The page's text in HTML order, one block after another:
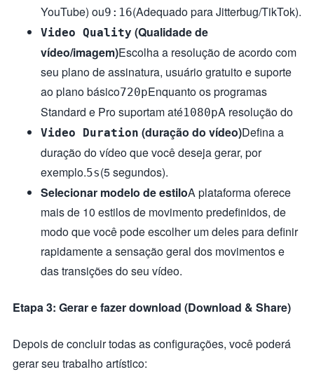
YouTube) ou9:16(Adequado para Jitterbug/TikTok).
Video Quality (Qualidade de
vídeo/imagem)Escolha a resolução de acordo com
seu plano de assinatura, usuário gratuito e suporte
ao plano básico720pEnquanto os programas
Standard e Pro suportam até1080pA resolução do
Video Duration (duração do vídeo)Defina a
duração do vídeo que você deseja gerar, por
exemplo.5s(5 segundos).
Selecionar modelo de estiloA plataforma oferece
mais de 10 estilos de movimento predefinidos, de
modo que você pode escolher um deles para definir
rapidamente a sensação geral dos movimentos e
das transições do seu vídeo.
Etapa 3: Gerar e fazer download (Download & Share)
Depois de concluir todas as configurações, você poderá
gerar seu trabalho artístico: